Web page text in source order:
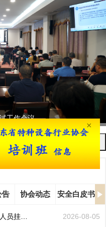
工作会议...
告 协会动态 安全白皮书
中山市整治承压类特种设备生产单位人员挂靠、临时凑岗、... 2026-08-05
×